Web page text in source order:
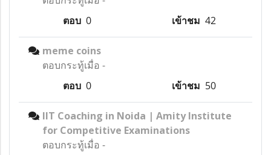
ตอบ 0 เข้าชม 42
meme coins
ตอบกระทู้เมื่อ -
ตอบ 0 เข้าชม 50
IIT Coaching in Noida | Amity Institute
for Competitive Examinations
ตอบกระทู้เมื่อ -